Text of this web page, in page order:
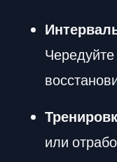
или